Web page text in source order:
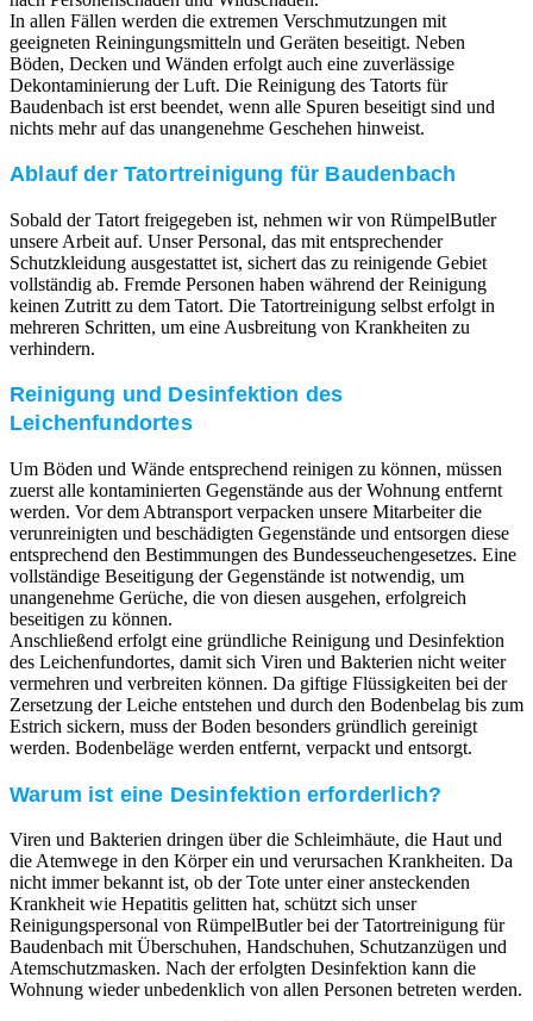
In allen Fällen werden die extremen Verschmutzungen mit
geeigneten Reiningungsmitteln und Geräten beseitigt. Neben
Böden, Decken und Wänden erfolgt auch eine zuverlässige
Dekontaminierung der Luft. Die Reinigung des Tatorts für
Baudenbach ist erst beendet, wenn alle Spuren beseitigt sind und
nichts mehr auf das unangenehme Geschehen hinweist.
Ablauf der Tatortreinigung für Baudenbach
Sobald der Tatort freigegeben ist, nehmen wir von RümpelButler
unsere Arbeit auf. Unser Personal, das mit entsprechender
Schutzkleidung ausgestattet ist, sichert das zu reinigende Gebiet
vollständig ab. Fremde Personen haben während der Reinigung
keinen Zutritt zu dem Tatort. Die Tatortreinigung selbst erfolgt in
mehreren Schritten, um eine Ausbreitung von Krankheiten zu
verhindern.
Reinigung und Desinfektion des
Leichenfundortes
Um Böden und Wände entsprechend reinigen zu können, müssen
zuerst alle kontaminierten Gegenstände aus der Wohnung entfernt
werden. Vor dem Abtransport verpacken unsere Mitarbeiter die
verunreinigten und beschädigten Gegenstände und entsorgen diese
entsprechend den Bestimmungen des Bundesseuchengesetzes. Eine
vollständige Beseitigung der Gegenstände ist notwendig, um
unangenehme Gerüche, die von diesen ausgehen, erfolgreich
beseitigen zu können.
Anschließend erfolgt eine gründliche Reinigung und Desinfektion
des Leichenfundortes, damit sich Viren und Bakterien nicht weiter
vermehren und verbreiten können. Da giftige Flüssigkeiten bei der
Zersetzung der Leiche entstehen und durch den Bodenbelag bis zum
Estrich sickern, muss der Boden besonders gründlich gereinigt
werden. Bodenbeläge werden entfernt, verpackt und entsorgt.
Warum ist eine Desinfektion erforderlich?
Viren und Bakterien dringen über die Schleimhäute, die Haut und
die Atemwege in den Körper ein und verursachen Krankheiten. Da
nicht immer bekannt ist, ob der Tote unter einer ansteckenden
Krankheit wie Hepatitis gelitten hat, schützt sich unser
Reinigungspersonal von RümpelButler bei der Tatortreinigung für
Baudenbach mit Überschuhen, Handschuhen, Schutzanzügen und
Atemschutzmasken. Nach der erfolgten Desinfektion kann die
Wohnung wieder unbedenklich von allen Personen betreten werden.